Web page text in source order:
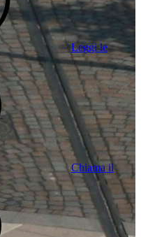
Leggi le
Chiama il